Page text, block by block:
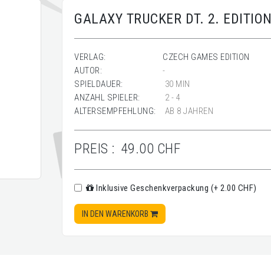
GALAXY TRUCKER DT. 2. EDITION
VERLAG:
CZECH GAMES EDITION
AUTOR:
-
SPIELDAUER:
30 MIN
ANZAHL SPIELER:
2 - 4
ALTERSEMPFEHLUNG:
AB 8 JAHREN
PREIS : 49.00 CHF
Inklusive Geschenkverpackung (+ 2.00 CHF)
IN DEN WARENKORB